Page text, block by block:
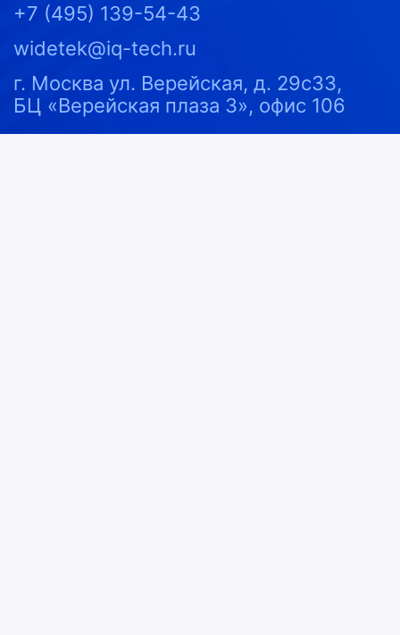
Image Access
+7 (495) 139-54-43
widetek@iq-tech.ru
121357
Россия
г. Москва ул. Верейская, д. 29с33,
БЦ «Верейская плаза 3», офис 106